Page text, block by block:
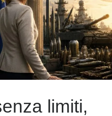
non
c’è
limiti,